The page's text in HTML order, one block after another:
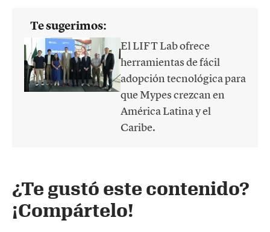
Te sugerimos:
El LIFT Lab ofrece
herramientas de fácil
adopción tecnológica para
que Mypes crezcan en
América Latina y el
Caribe.
¿Te gustó este contenido?
¡Compártelo!